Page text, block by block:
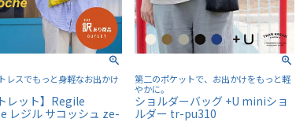
レスでもっと身軽なお出かけ
レット】Regile
レジル サコッシュ ze-
第二のポケットで、お出かけをもっと軽
やかに。
ショルダーバッグ +U miniショ
ルダー tr-pu310